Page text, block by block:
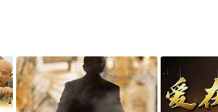
免费观看，更多剧情信息可移步